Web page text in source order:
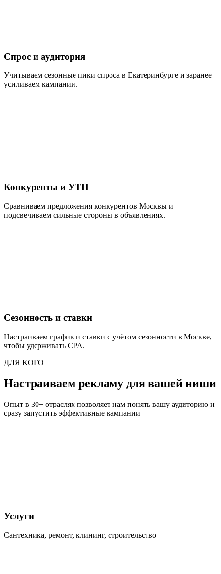
Спрос и аудитория
Учитываем сезонные пики спроса в Екатеринбурге и заранее
усиливаем кампании.
Конкуренты и УТП
Сравниваем предложения конкурентов Москвы и
подсвечиваем сильные стороны в объявлениях.
Сезонность и ставки
Настраиваем график и ставки с учётом сезонности в Москве,
чтобы удерживать CPA.
ДЛЯ КОГО
Настраиваем рекламу для вашей ниши
Опыт в 30+ отраслях позволяет нам понять вашу аудиторию и
сразу запустить эффективные кампании
Услуги
Сантехника, ремонт, клининг, строительство